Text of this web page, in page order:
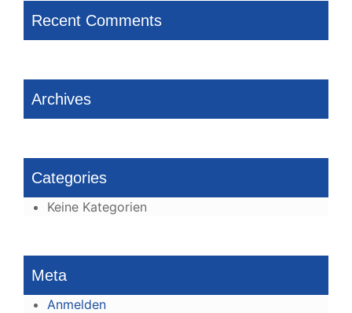
Recent Comments
Archives
Categories
Keine Kategorien
Meta
Anmelden